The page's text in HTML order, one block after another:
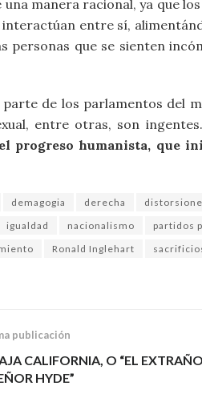
manera racional, ya que
entre sí,
que se sienten
de los parlamentos del
entre otras, son ingentes.
progreso humanista, que
demagogia derecha
igualdad nacionalismo partidos
Ronald Inglehart
publicación
CALIFORNIA, O “EL
HYDE”